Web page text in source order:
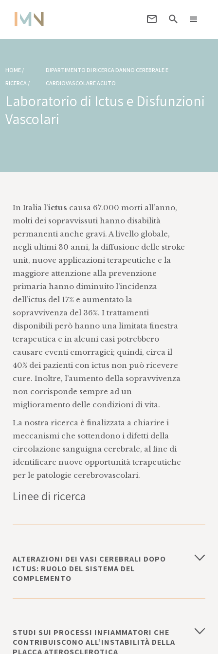
HOME /
RICERCA /
DIPARTIMENTO DI RICERCA DANNO CEREBRALE E
CARDIOVASCOLARE ACUTO
Laboratorio di Ictus e Disfunzioni
Vascolari
In Italia l’ictus causa 67.000 morti all’anno,
molti dei sopravvissuti hanno disabilità
permanenti anche gravi. A livello globale,
negli ultimi 30 anni, la diffusione delle stroke
unit, nuove applicazioni terapeutiche e la
maggiore attenzione alla prevenzione
primaria hanno diminuito l’incidenza
dell’ictus del 17% e aumentato la
sopravvivenza del 36%. I trattamenti
disponibili però hanno una limitata finestra
terapeutica e in alcuni casi potrebbero
causare eventi emorragici; quindi, circa il
40% dei pazienti con ictus non può ricevere
cure. Inoltre, l’aumento della sopravvivenza
non corrisponde sempre ad un
miglioramento delle condizioni di vita.
La nostra ricerca è finalizzata a chiarire i
meccanismi che sottendono i difetti della
circolazione sanguigna cerebrale, al fine di
identificare nuove opportunità terapeutiche
per le patologie cerebrovascolari.
Linee di ricerca
ALTERAZIONI DEI VASI CEREBRALI DOPO
ICTUS: RUOLO DEL SISTEMA DEL
COMPLEMENTO
condizioni neurologiche acute e croniche. Il
sistema del complemento (SC) è una
STUDI SUI PROCESSI INFIAMMATORI CHE
CONTRIBUISCONO ALL’INSTABILITÀ DELLA
PLACCA ATEROSCLEROTICA